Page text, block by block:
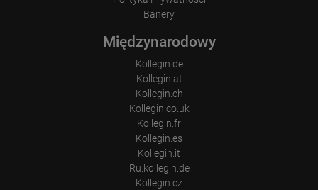
Banery
Międzynarodowy
Kollegin.de
Kollegin.at
Kollegin.ch
Kollegin.co.uk
Kollegin.fr
Kollegin.es
Kollegin.it
Ru.kollegin.de
Kollegin.cz